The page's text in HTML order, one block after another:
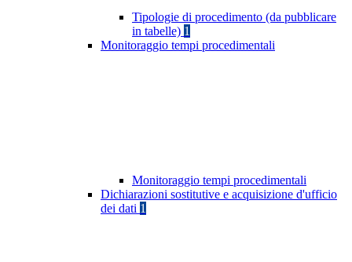
Tipologie di procedimento (da pubblicare
in tabelle) 1
Monitoraggio tempi procedimentali
Monitoraggio tempi procedimentali
Dichiarazioni sostitutive e acquisizione d'ufficio
dei dati 1